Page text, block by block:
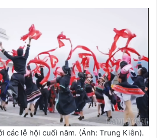
các lễ hội cuối năm. (Ảnh: Trung Kiên).